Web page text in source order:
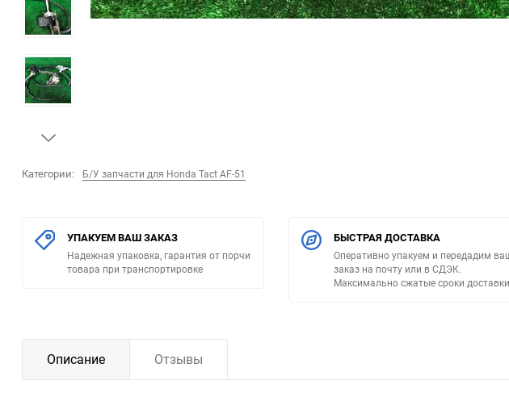
Категории: Б/У запчасти для Honda Tact AF-51
УПАКУЕМ ВАШ ЗАКАЗ
Надежная упаковка, гарантия от порчи
товара при транспортировке
БЫСТРАЯ ДОСТАВКА
Оперативно упакуем и передадим
заказ на почту или в СДЭК.
Максимально сжатые сроки доставки
Описание Отзывы